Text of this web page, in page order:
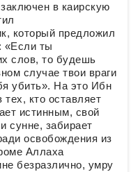
в каирскую
который предложил
«Если ты
слов, то будешь
случае твои враги
убить». На это Ибн
кто оставляет
истинным, свой
сунне, забирает
освобождения из
Аллаха
безразлично, умру